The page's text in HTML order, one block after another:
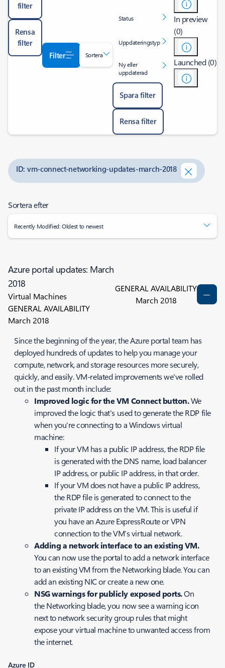
filter
Rensa
filter
Filter Sortera
Status
Uppdateringstyp
Ny eller
uppdaterad
Spara filter
Rensa filter
In preview
(0)
Launched (0)
ID: vm-connect-networking-updates-march-2018
Sortera efter
Recently Modified: Oldest to newest
Azure portal updates: March
2018
Virtual Machines
GENERAL AVAILABILITY
March 2018
GENERAL AVAILABILITY
March 2018
Since the beginning of the year, the Azure portal team has
deployed hundreds of updates to help you manage your
compute, network, and storage resources more securely,
quickly, and easily. VM-related improvements we've rolled
out in the past month include:
Improved logic for the VM Connect button.We
improved the logic that's used to generate the RDP file
when you're connecting to a Windows virtual
machine:
If your VM has a public IP address, the RDP file
is generated with the DNS name, load balancer
IP address, or public IP address, in that order.
If your VM does not have a public IP address,
the RDP file is generated to connect to the
private IP address on the VM. This is useful if
you have an Azure ExpressRoute or VPN
connection to the VM’s virtual network.
Adding a network interface to an existing VM.
You can now use the portal to add a network interface
to an existing VM from the Networking blade. You can
add an existing NIC or create a new one.
NSG warnings for publicly exposed ports.On
the Networking blade, you now see a warning icon
next to network security group rules that might
expose your virtual machine to unwanted access from
the internet.
Azure ID